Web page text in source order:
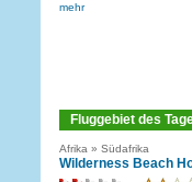
mehr
Fluggebiet des
Afrika » Südafrika
Wilderness Beach